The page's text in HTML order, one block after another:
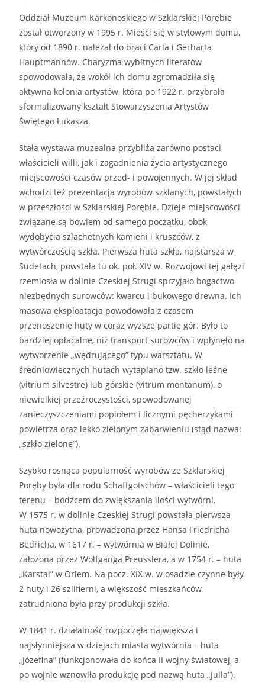
Oddział Muzeum Karkonoskiego w Szklarskiej Porębie
został otworzony w 1995 r. Mieści się w stylowym domu,
który od 1890 r. należał do braci Carla i Gerharta
Hauptmannów. Charyzma wybitnych literatów
spowodowała, że wokół ich domu zgromadziła się
aktywna kolonia artystów, która po 1922 r. przybrała
sformalizowany kształt Stowarzyszenia Artystów
Świętego Łukasza.
Stała wystawa muzealna przybliża zarówno postaci
właścicieli willi, jak i zagadnienia życia artystycznego
miejscowości czasów przed- i powojennych. W jej skład
wchodzi też prezentacja wyrobów szklanych, powstałych
w przeszłości w Szklarskiej Porębie. Dzieje miejscowości
związane są bowiem od samego początku, obok
wydobycia szlachetnych kamieni i kruszców, z
wytwórczością szkła. Pierwsza huta szkła, najstarsza w
Sudetach, powstała tu ok. poł. XIV w. Rozwojowi tej gałęzi
rzemiosła w dolinie Czeskiej Strugi sprzyjało bogactwo
niezbędnych surowców: kwarcu i bukowego drewna. Ich
masowa eksploatacja powodowała z czasem
przenoszenie huty w coraz wyższe partie gór. Było to
bardziej opłacalne, niż transport surowców i wpłynęło na
wytworzenie „wędrującego” typu warsztatu. W
średniowiecznych hutach wytapiano tzw. szkło leśne
(vitrium silvestre) lub górskie (vitrum montanum), o
niewielkiej przeźroczystości, spowodowanej
zanieczyszczeniami popiołem i licznymi pęcherzykami
powietrza oraz lekko zielonym zabarwieniu (stąd nazwa:
„szkło zielone”).
Szybko rosnąca popularność wyrobów ze Szklarskiej
Poręby była dla rodu Schaffgotschów – właścicieli tego
terenu – bodźcem do zwiększania ilości wytwórni.
W 1575 r. w dolinie Czeskiej Strugi powstała pierwsza
huta nowożytna, prowadzona przez Hansa Friedricha
Bedřicha, w 1617 r. – wytwórnia w Białej Dolinie,
założona przez Wolfganga Preusslera, a w 1754 r. – huta
„Karstal” w Orlem. Na pocz. XIX w. w osadzie czynne były
2 huty i 26 szlifierni, a większość mieszkańców
zatrudniona była przy produkcji szkła.
W 1841 r. działalność rozpoczęła największa i
najsłynniejsza w dziejach miasta wytwórnia – huta
„Józefina” (funkcjonowała do końca II wojny światowej, a
po wojnie wznowiła produkcję pod nazwą huta „Julia”).